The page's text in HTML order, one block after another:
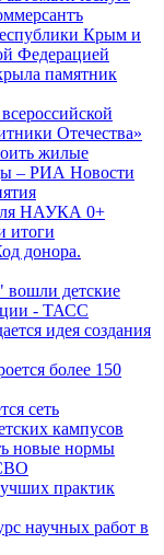
Крым и
Федерацией
памятник
Отечества»
жилые
– РИА Новости
НАУКА 0+
итоги
донора.
вошли детские
- ТАСС
идея создания
более 150
сеть
кампусов
новые нормы
практик
научных работ в